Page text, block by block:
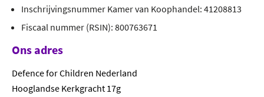
Inschrijvingsnummer Kamer van Koophandel: 41208813
Fiscaal nummer (RSIN): 800763671
Ons adres
Defence for Children Nederland
Hooglandse Kerkgracht 17g